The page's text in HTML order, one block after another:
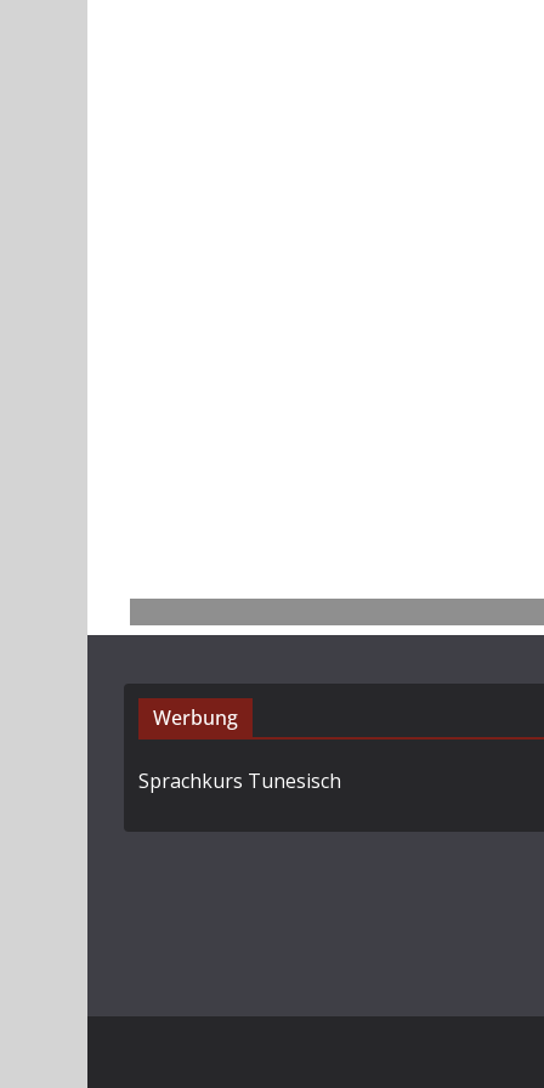
Werbung
Sprachkurs Tunesisch